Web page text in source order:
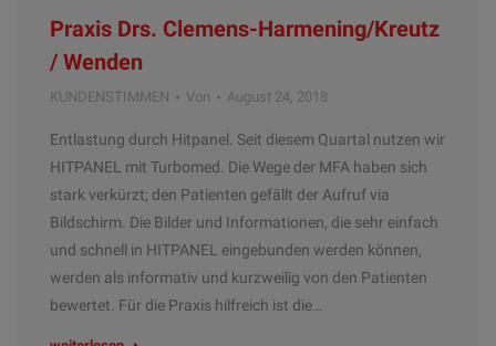
Praxis Drs. Clemens-Harmening/Kreutz
/ Wenden
KUNDENSTIMMEN Von August 24, 2018
Entlastung durch Hitpanel. Seit diesem Quartal nutzen wir
HITPANEL mit Turbomed. Die Wege der MFA haben sich
stark verkürzt; den Patienten gefällt der Aufruf via
Bildschirm. Die Bilder und Informationen, die sehr einfach
und schnell in HITPANEL eingebunden werden können,
werden als informativ und kurzweilig von den Patienten
bewertet. Für die Praxis hilfreich ist die…